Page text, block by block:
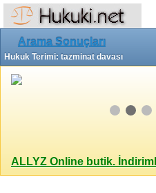
Arama Sonuçları
Hukuk Terimi: tazminat davası
ALLYZ Online butik.